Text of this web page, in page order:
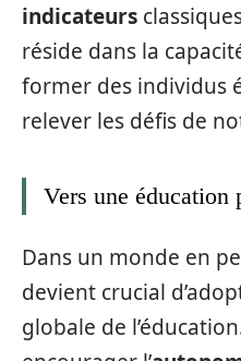
indicateurs
réside dans la
former des individus
relever les défis de
Vers une éducation
Dans un monde en
devient crucial
globale de